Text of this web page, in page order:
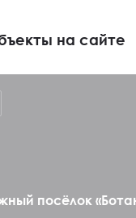
на сайте
посёлок